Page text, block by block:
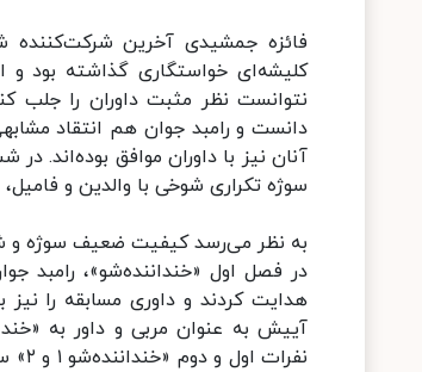
فائزه جمشیدی آخرین شرکت‌کننده
کلیشه‌ای خواستگاری گذاشته بود و
نتوانست نظر مثبت داوران را جلب
دانست و رامبد جوان هم انتقاد
آنان نیز با داوران موافق بوده‌اند.
سوژه تکراری شوخی با والدین و
در فصل اول «خنداننده‌شو»، رامبد
هدایت کردند و داوری مسابقه را
آییش به عنوان مربی و داور به